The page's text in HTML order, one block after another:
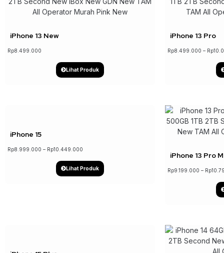
iPhone 13 New
Rp8.499.000
Lihat Produk
iPhone 13 Pro
Rp8.499.000 – Rp
iPhone 15
Rp8.999.000 – Rp10.449.000
Lihat Produk
iPhone 13 Pro
Rp9.199.000 – Rp